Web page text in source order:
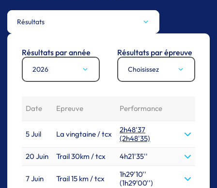
Résultats
Résultats par année
2026
Résultats par épreuve
Choisissez
Date Epreuve Performance
5 Juil La vingtaine / tcx
2h48'37
(2h48'35)
20 Juin
Trail 30km / tcx 4h21'35''
7 Juin Trail 15 km / tcx
1h29'10''
(1h29'00'')